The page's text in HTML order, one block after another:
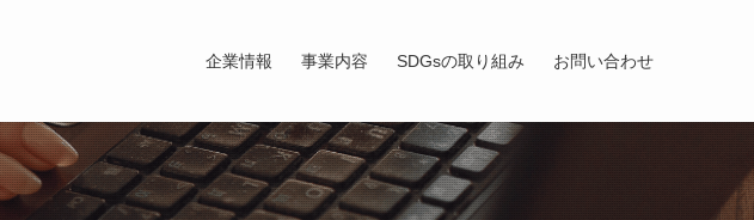
企業情報 事業内容 SDGsの取り組み お問い合わせ